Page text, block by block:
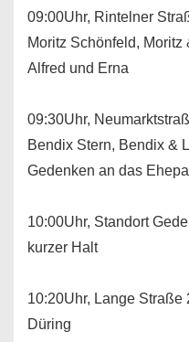
09:00Uhr, Rintelner
Moritz Schönfeld,
Alfred und Erna
09:30Uhr,
Bendix Stern, Bendix &
Gedenken an das
10:00Uhr, Standort
kurzer Halt
10:20Uhr, Lange
Düring